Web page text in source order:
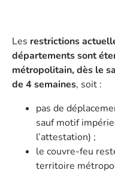
Les restrictions
départements sont
métropolitain, dès le
de 4 semaines, soit :
pas de
sauf motif
l’attestation) ;
le couvre-feu
territoire